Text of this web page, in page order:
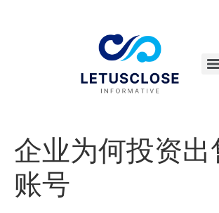
企业为何投资出
账号